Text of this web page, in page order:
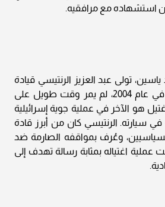
استشهاده مع مرافقيه.
تولى عبد العزيز الرنتيسي قيادة
حركة حماس في غزة. في عام 2004، لم يمر وقت طويل على
هو الآخر في عملية جوية إسرائيلية
سيارته. الرنتيسي كان من أبرز قادة
وعُرف بمواقفه الصارمة ضد
عملية اغتياله بمثابة رسالة تهدف إلى